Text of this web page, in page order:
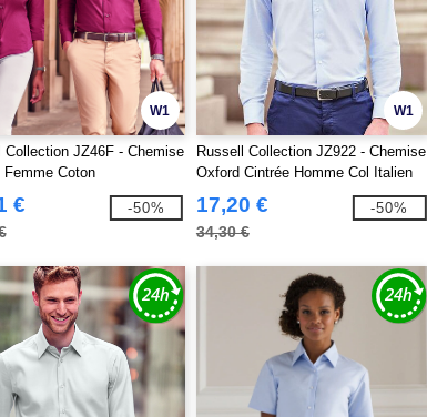
W1
Collection JZ46F - Chemise
Coton
€ -50%
W1
Russell Collection JZ922 - Chemise
Oxford Cintrée Homme Col Italien
17,20 €
34,30 €
-50%